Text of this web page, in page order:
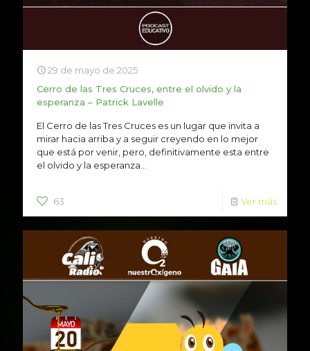
29 de mayo de 2025
Cerro de las Tres Cruces, entre el olvido y la
esperanza – Patrick Lavelle
El Cerro de las Tres Cruces es un lugar que invita a
mirar hacia arriba y a seguir creyendo en lo mejor
que está por venir, pero, definitivamente esta entre
el olvido y la esperanza...
63 Ver más